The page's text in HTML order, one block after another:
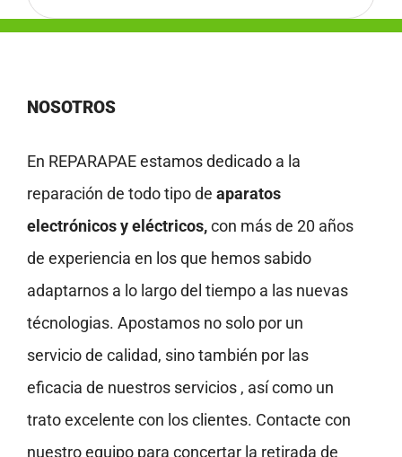
NOSOTROS
En REPARAPAE estamos dedicado a la
reparación de todo tipo de aparatos
electrónicos y eléctricos,con más de 20 años
de experiencia en los que hemos sabido
adaptarnos a lo largo del tiempo a las nuevas
técnologias. Apostamos no solo por un
servicio de calidad, sino también por las
eficacia de nuestros servicios , así como un
trato excelente con los clientes. Contacte con
nuestro equipo para concertar la retirada de